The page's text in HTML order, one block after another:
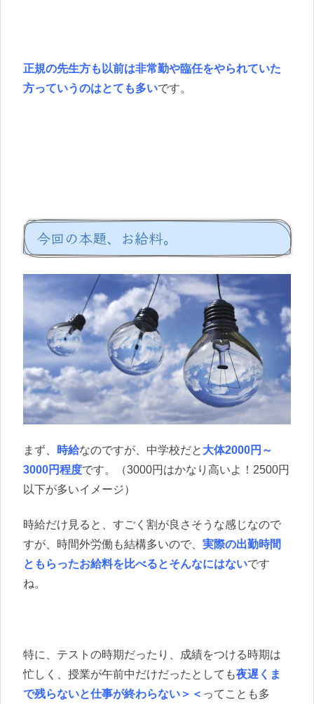
正規の先生方も以前は非常勤や臨任をやられていた
方っていうのはとても多いです。
今回の本題、お給料。
まず、 時給なのですが、中学校だと 大体2000円～
3000円程度です。（3000円はかなり高いよ！2500円
以下が多いイメージ）
時給だけ見ると、すごく割が良さそうな感じなので
すが、時間外労働も結構多いので、 実際の出勤時間
ともらったお給料を比べるとそんなにはないです
ね。
特に、テストの時期だったり、成績をつける時期は
忙しく、授業が午前中だけだったとしても夜遅くま
で残らないと仕事が終わらない＞＜ ってことも多